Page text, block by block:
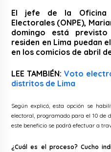
El jefe de la Oficina
Electorales (ONPE),
domingo está
residen en Lima puedan
en los comicios de abril
LEE TAMBIÉN: Voto
distritos de Lima
Según explicó, esta opción se
electoral, programado para el 10 de
este beneficio se podrá efectuar a
¿Cuál es el proceso? Cucho